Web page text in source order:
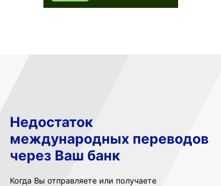
Недостаток
международных переводов
через Ваш банк
Когда Вы отправляете или получаете